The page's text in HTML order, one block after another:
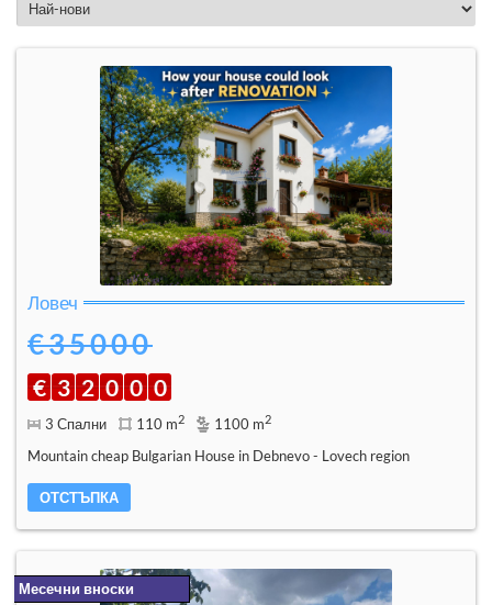
Ловеч
€35000
€ 3 2 0 0 0
3 Спални 110 m2 1100 m2
Mountain cheap Bulgarian House in Debnevo - Lovech region
ОТСТЪПКА
Месечни вноски